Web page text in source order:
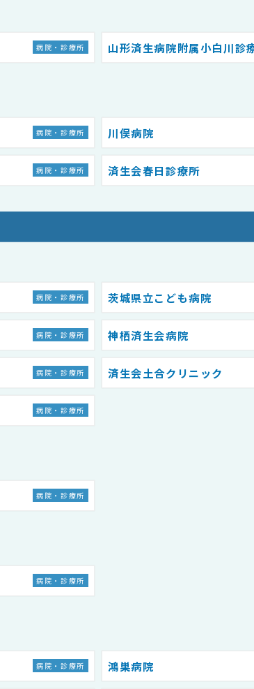
病院・診療所 山形済生病院附属小白川診
病院・診療所 川俣病院
病院・診療所 済生会春日診療所
病院・診療所 茨城県立こども病院
病院・診療所 神栖済生会病院
病院・診療所 済生会土合クリニック
病院・診療所
病院・診療所
病院・診療所
病院・診療所 鴻巣病院